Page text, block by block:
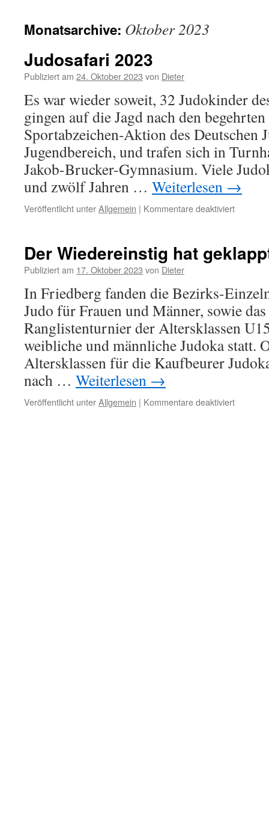
Monatsarchive: Oktober 2023
Judosafari 2023
Publiziert am 24. Oktober 2023 von Dieter
Es war wieder soweit, 32 Judokinder
gingen auf die Jagd nach den
Sportabzeichen-Aktion des Deutschen
Jugendbereich, und trafen sich in
Jakob-Brucker-Gymnasium. Viele
und zwölf Jahren … Weiterlesen →
Veröffentlicht unterAllgemein | Kommentare deaktiviertfür
Der Wiedereinstig hat
Publiziert am 17. Oktober 2023 von Dieter
In Friedberg fanden die Bezirks-
Judo für Frauen und Männer, sowie
Ranglistenturnier der Altersklassen
weibliche und männliche Judoka statt.
Altersklassen für die Kaufbeurer
nach … Weiterlesen →
Veröffentlicht unterAllgemein | Kommentare deaktiviertfür